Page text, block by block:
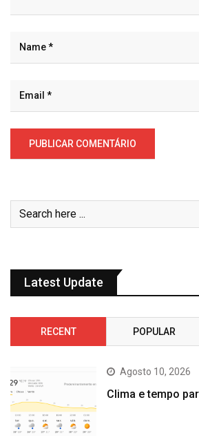
Latest Update
RECENT POPULAR
Agosto 10, 2026
Clima e tempo